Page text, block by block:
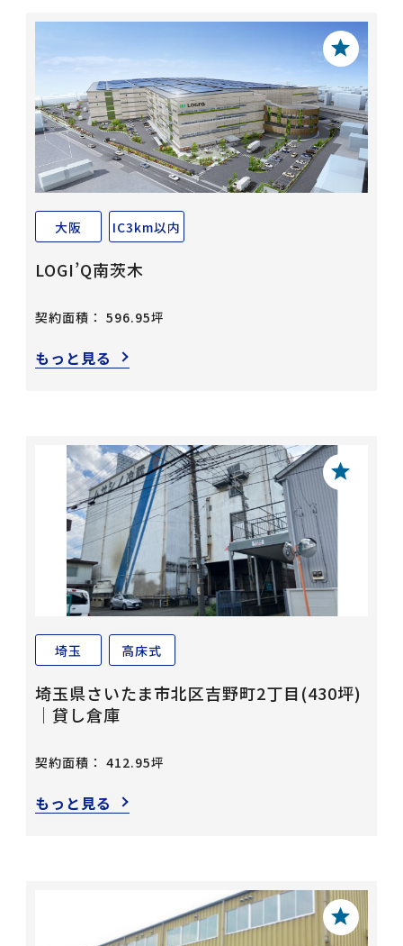
大阪 IC3km以内
LOGI’Q南茨木
契約面積： 596.95坪
もっと見る
埼玉 高床式
埼玉県さいたま市北区吉野町2丁目(430坪)
｜貸し倉庫
契約面積： 412.95坪
もっと見る